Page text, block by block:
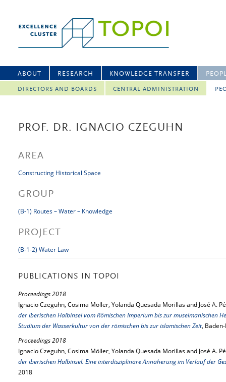
ABOUT RESEARCH KNOWLEDGE TRANSFER
DIRECTORS AND BOARDS CENTRAL ADMINISTRATION
PROF. DR. IGNACIO CZEGUHN
AREA
Constructing Historical Space
GROUP
(B-1) Routes – Water – Knowledge
PROJECT
(B-1-2) Water Law
PUBLICATIONS IN TOPOI
Proceedings 2018
Ignacio Czeguhn, Cosima Möller, Yolanda Quesada Morillas and José A.
der iberischen Halbinsel vom Römischen Imperium bis zur muselmanischen
Studium der Wasserkultur von der römischen bis zur islamischen Zeit,
Proceedings 2018
Ignacio Czeguhn, Cosima Möller, Yolanda Quesada Morillas and José A.
der iberischen Halbinsel. Eine interdisziplinäre Annäherung im Verlauf der
2018